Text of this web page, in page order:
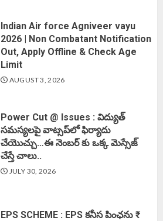
Indian Air force Agniveer vayu
2026 | Non Combatant Notification
Out, Apply Offline & Check Age
Limit
AUGUST 3, 2026
Power Cut @ Issues : విద్యుత్
సమస్యలపై వాట్సప్‌లో ఫిర్యాదు
చేయొచ్చు…ఈ నెంబర్ కు ఒక్క మెస్సేజ్
చేస్తే చాలు..
JULY 30, 2026
EPS SCHEME : EPS కనీస పింఛను ₹